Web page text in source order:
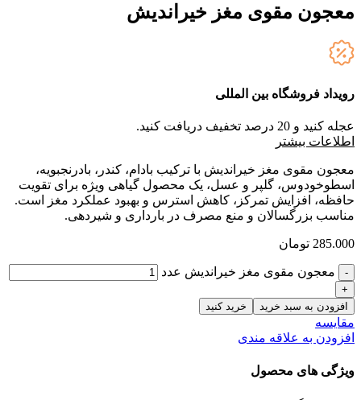
معجون مقوی مغز خیراندیش
رویداد فروشگاه بین المللی
عجله کنید و 20 درصد تخفیف دریافت کنید.
طلاعات بیشتر
معجون مقوی مغز خیراندیش با ترکیب بادام، کندر، بادرنجبویه،
اسطوخودوس، گلپر و عسل، یک محصول گیاهی ویژه برای تقویت
حافظه، افزایش تمرکز، کاهش استرس و بهبود عملکرد مغز است.
مناسب بزرگسالان و منع مصرف در بارداری و شیردهی.
285.000 تومان
معجون مقوی مغز خیراندیش عدد
افزودن به سبد خرید خرید کنید
مقایسه
افزودن به علاقه مندی
ویژگی های محصول